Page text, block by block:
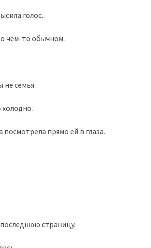
голос.
чём-то обычном.
семья.
холодно.
прямо ей в глаза.
страницу.